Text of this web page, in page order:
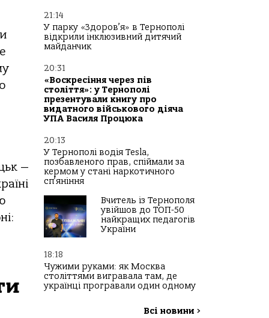
—
21:14
У парку «Здоров’я» в Тернополі
відкрили інклюзивний дитячий
майданчик
20:31
«Воскресіння через пів
століття»: у Тернополі
презентували книгу про
видатного військового діяча
УПА Василя Процюка
20:13
У Тернополі водія Tesla,
позбавленого прав, спіймали за
кермом у стані наркотичного
сп’яніння
Вчитель із Тернополя
увійшов до ТОП-50
найкращих педагогів
України
18:18
Чужими руками: як Москва
століттями вигравала там, де
українці програвали один одному
Всі новини >